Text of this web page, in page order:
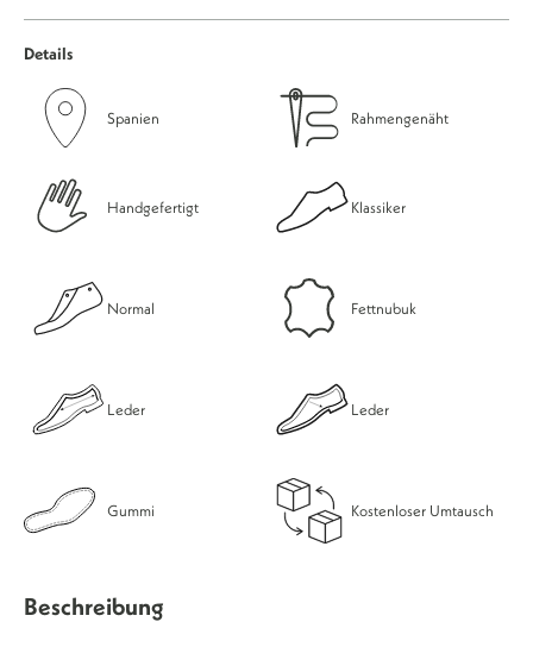
Details
Spanien Rahmengenäht
Handgefertigt Klassiker
Normal Fettnubuk
Leder Leder
Gummi Kostenloser Umtausch
Beschreibung